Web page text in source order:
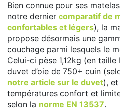
Bien connue pour ses
notre dernier comparatif de
confortables et légers), la
propose désormais une
couchage parmi lesquels le
Celui-ci pèse 1,12kg (en
duvet d’oie de 750+ cuin
notre article sur le duvet),
températures confort et
selon la norme EN 13537.